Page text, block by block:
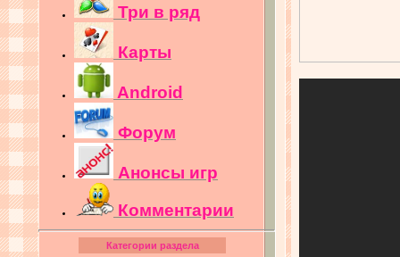
Три в ряд
Карты
Android
Форум
Анонсы игр
Комментарии
Категории раздела